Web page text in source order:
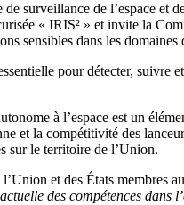
surveillance de l’espace et
« IRIS² » et invite la
sensibles dans les domaines
pour détecter, suivre
à l’espace est un
et la compétitivité des
sur le territoire de l’Union.
et des États membres
des compétences dans